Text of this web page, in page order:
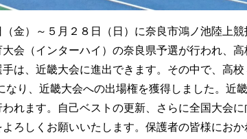
（金）～５月２８日（日）に奈良市鴻ノ池陸上
会（インターハイ）の奈良県予選が行われ、
手は、近畿大会に進出できます。その中で、
なり、近畿大会への出場権を獲得しました。近
れます。自己ベストの更新、さらに全国大会
ろしくお願いいたします。保護者の皆様にお